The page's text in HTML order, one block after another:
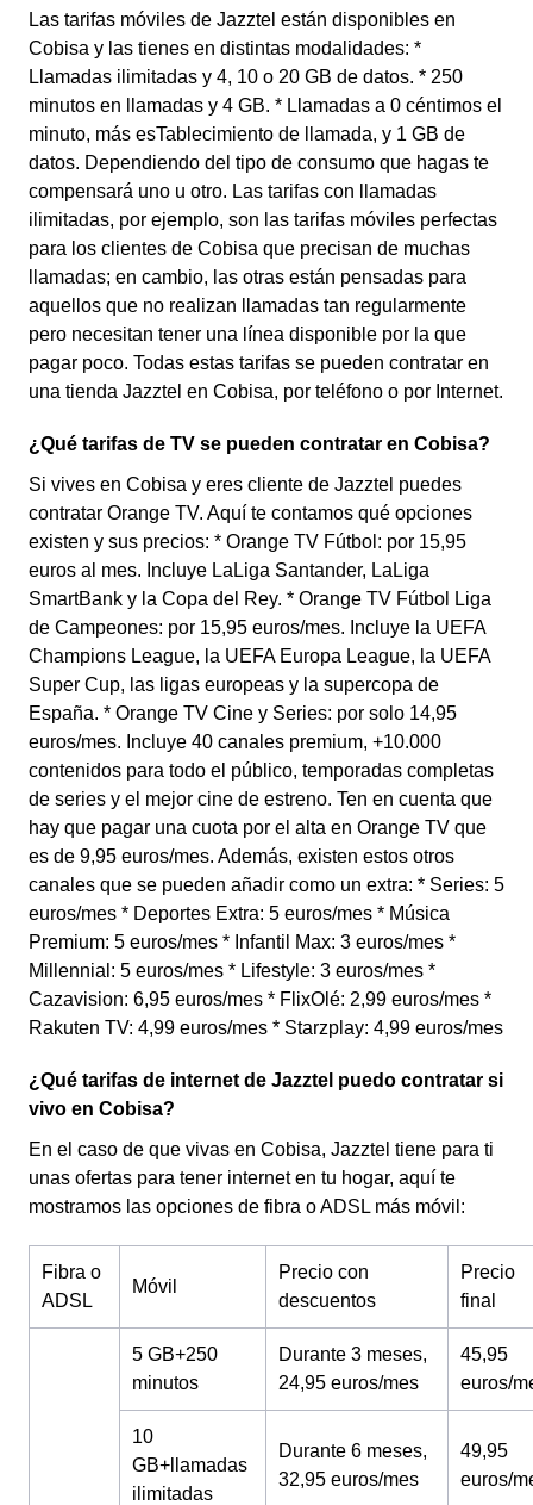
Las tarifas móviles de Jazztel están disponibles en
Cobisa y las tienes en distintas modalidades: *
Llamadas ilimitadas y 4, 10 o 20 GB de datos. * 250
minutos en llamadas y 4 GB. * Llamadas a 0 céntimos el
minuto, más esTablecimiento de llamada, y 1 GB de
datos. Dependiendo del tipo de consumo que hagas te
compensará uno u otro. Las tarifas con llamadas
ilimitadas, por ejemplo, son las tarifas móviles perfectas
para los clientes de Cobisa que precisan de muchas
llamadas; en cambio, las otras están pensadas para
aquellos que no realizan llamadas tan regularmente
pero necesitan tener una línea disponible por la que
pagar poco. Todas estas tarifas se pueden contratar en
una tienda Jazztel en Cobisa, por teléfono o por Internet.
¿Qué tarifas de TV se pueden contratar en Cobisa?
Si vives en Cobisa y eres cliente de Jazztel puedes
contratar Orange TV. Aquí te contamos qué opciones
existen y sus precios: * Orange TV Fútbol: por 15,95
euros al mes. Incluye LaLiga Santander, LaLiga
SmartBank y la Copa del Rey. * Orange TV Fútbol Liga
de Campeones: por 15,95 euros/mes. Incluye la UEFA
Champions League, la UEFA Europa League, la UEFA
Super Cup, las ligas europeas y la supercopa de
España. * Orange TV Cine y Series: por solo 14,95
euros/mes. Incluye 40 canales premium, +10.000
contenidos para todo el público, temporadas completas
de series y el mejor cine de estreno. Ten en cuenta que
hay que pagar una cuota por el alta en Orange TV que
es de 9,95 euros/mes. Además, existen estos otros
canales que se pueden añadir como un extra: * Series: 5
euros/mes * Deportes Extra: 5 euros/mes * Música
Premium: 5 euros/mes * Infantil Max: 3 euros/mes *
Millennial: 5 euros/mes * Lifestyle: 3 euros/mes *
Cazavision: 6,95 euros/mes * FlixOlé: 2,99 euros/mes *
Rakuten TV: 4,99 euros/mes * Starzplay: 4,99 euros/mes
¿Qué tarifas de internet de Jazztel puedo contratar si
vivo en Cobisa?
En el caso de que vivas en Cobisa, Jazztel tiene para ti
unas ofertas para tener internet en tu hogar, aquí te
mostramos las opciones de fibra o ADSL más móvil:
Fibra o
ADSL
Móvil
Precio con
descuentos
Precio
final
5 GB+250
minutos
Durante 3 meses,
24,95 euros/mes
45,95
euros/
10
GB+llamadas
ilimitadas
Durante 6 meses,
32,95 euros/mes
49,95
euros/